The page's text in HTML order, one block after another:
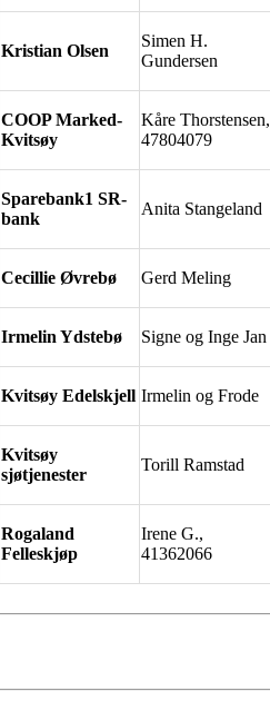
Kristian Olsen
Simen H.
Gundersen
COOP Marked-
Kvitsøy
Kåre Thorstensen,
47804079
Sparebank1 SR-
bank
Anita Stangeland
Cecillie Øvrebø Gerd Meling
Irmelin Ydstebø Signe og Inge Jan
Kvitsøy Edelskjell Irmelin og Frode
Kvitsøy
sjøtjenester
Torill Ramstad
Rogaland
Felleskjøp
Irene G.,
41362066